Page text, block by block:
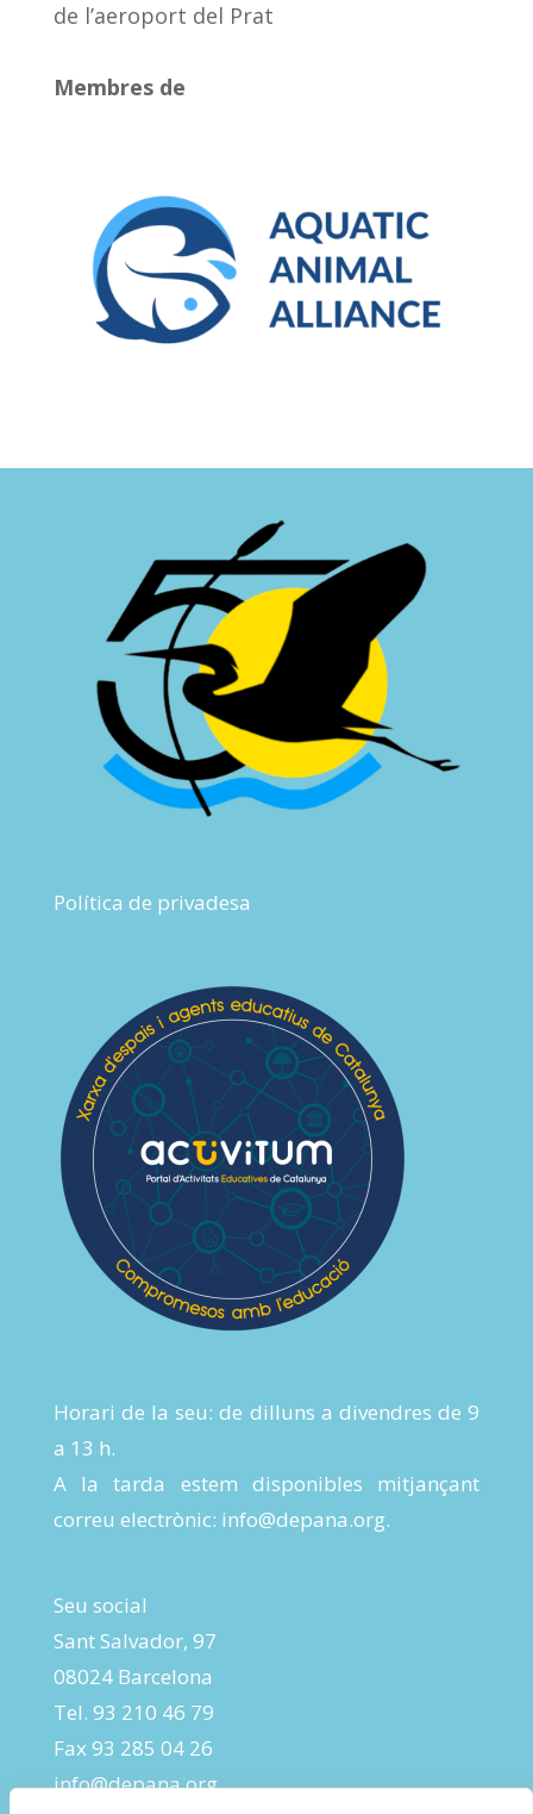
de l’aeroport del Prat
Membres de
Política de privadesa
Horari de la seu: de dilluns a divendres de 9
a 13 h.
A la tarda estem disponibles mitjançant
correu electrònic: info@depana.org.
Seu social
Sant Salvador, 97
08024 Barcelona
Tel. 93 210 46 79
Fax 93 285 04 26
info@depana.org